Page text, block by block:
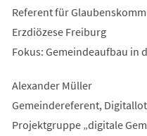
Referent für
Erzdiözese Freiburg
Fokus: Gemeindeaufbau in
Alexander Müller
Gemeindereferent,
Projektgruppe „digitale